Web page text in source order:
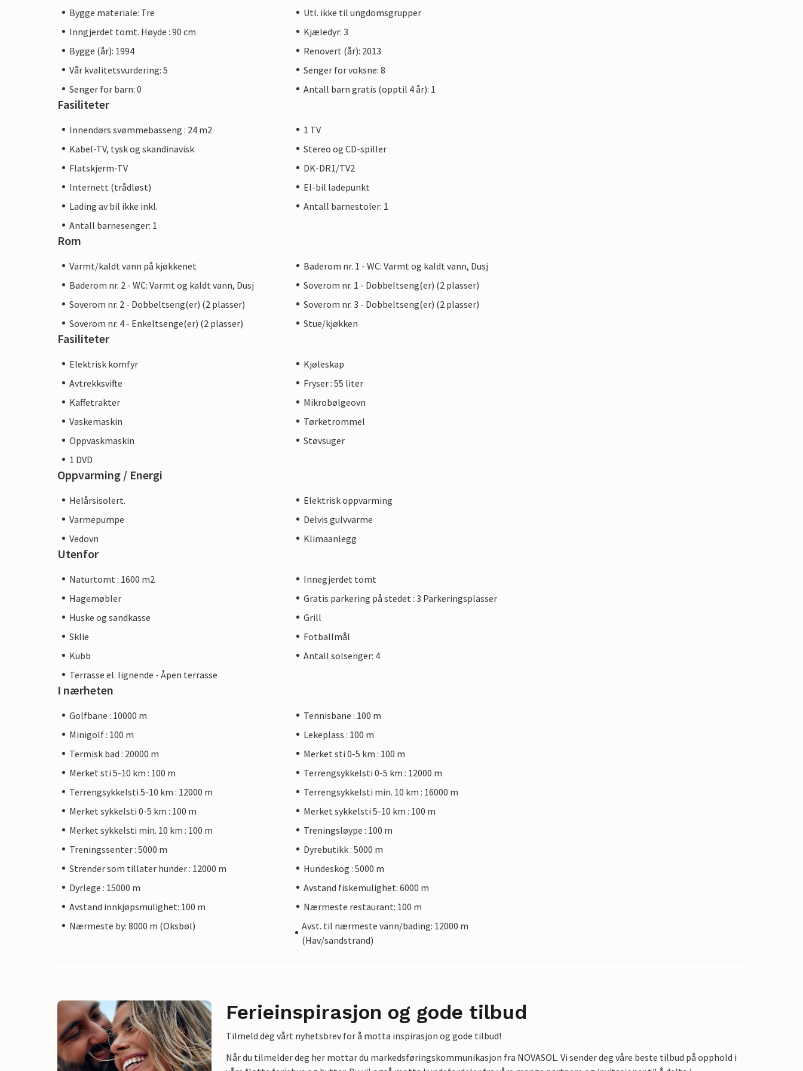
Bygge materiale: Tre
Utl. ikke til ungdomsgrupper
Inngjerdet tomt. Høyde : 90 cm
Kjæledyr: 3
Bygge (år): 1994
Renovert (år): 2013
Vår kvalitetsvurdering: 5
Senger for voksne: 8
Senger for barn: 0
Antall barn gratis (opptil 4 år): 1
Fasiliteter
Innendørs svømmebasseng : 24 m2
1 TV
Kabel-TV, tysk og skandinavisk
Stereo og CD-spiller
Flatskjerm-TV
DK-DR1/TV2
Internett (trådløst)
El-bil ladepunkt
Lading av bil ikke inkl.
Antall barnestoler: 1
Antall barnesenger: 1
Rom
Varmt/kaldt vann på kjøkkenet
Baderom nr. 1 - WC: Varmt og kaldt vann, Dusj
Baderom nr. 2 - WC: Varmt og kaldt vann, Dusj
Soverom nr. 1 - Dobbeltseng(er) (2 plasser)
Soverom nr. 2 - Dobbeltseng(er) (2 plasser)
Soverom nr. 3 - Dobbeltseng(er) (2 plasser)
Soverom nr. 4 - Enkeltsenge(er) (2 plasser)
Stue/kjøkken
Fasiliteter
Elektrisk komfyr
Kjøleskap
Avtrekksvifte
Fryser : 55 liter
Kaffetrakter
Mikrobølgeovn
Vaskemaskin
Tørketrommel
Oppvaskmaskin
Støvsuger
1 DVD
Oppvarming / Energi
Helårsisolert.
Elektrisk oppvarming
Varmepumpe
Delvis gulvvarme
Vedovn
Klimaanlegg
Utenfor
Naturtomt : 1600 m2
Innegjerdet tomt
Hagemøbler
Gratis parkering på stedet : 3 Parkeringsplasser
Huske og sandkasse
Grill
Sklie
Fotballmål
Kubb
Antall solsenger: 4
Terrasse el. lignende - Åpen terrasse
I nærheten
Golfbane : 10000 m
Tennisbane : 100 m
Minigolf : 100 m
Lekeplass : 100 m
Termisk bad : 20000 m
Merket sti 0-5 km : 100 m
Merket sti 5-10 km : 100 m
Terrengsykkelsti 0-5 km : 12000 m
Terrengsykkelsti 5-10 km : 12000 m
Terrengsykkelsti min. 10 km : 16000 m
Merket sykkelsti 0-5 km : 100 m
Merket sykkelsti 5-10 km : 100 m
Merket sykkelsti min. 10 km : 100 m
Treningsløype : 100 m
Treningssenter : 5000 m
Dyrebutikk : 5000 m
Strender som tillater hunder : 12000 m
Hundeskog : 5000 m
Dyrlege : 15000 m
Avstand fiskemulighet: 6000 m
Avstand innkjøpsmulighet: 100 m
Nærmeste restaurant: 100 m
Nærmeste by: 8000 m (Oksbøl)
Avst. til nærmeste vann/bading: 12000 m
(Hav/sandstrand)
Ferieinspirasjon og gode tilbud
Tilmeld deg vårt nyhetsbrev for å motta inspirasjon og gode tilbud!
Når du tilmelder deg her mottar du markedsføringskommunikasjon fra NOVASOL. Vi sender deg våre beste tilbud på opphold i